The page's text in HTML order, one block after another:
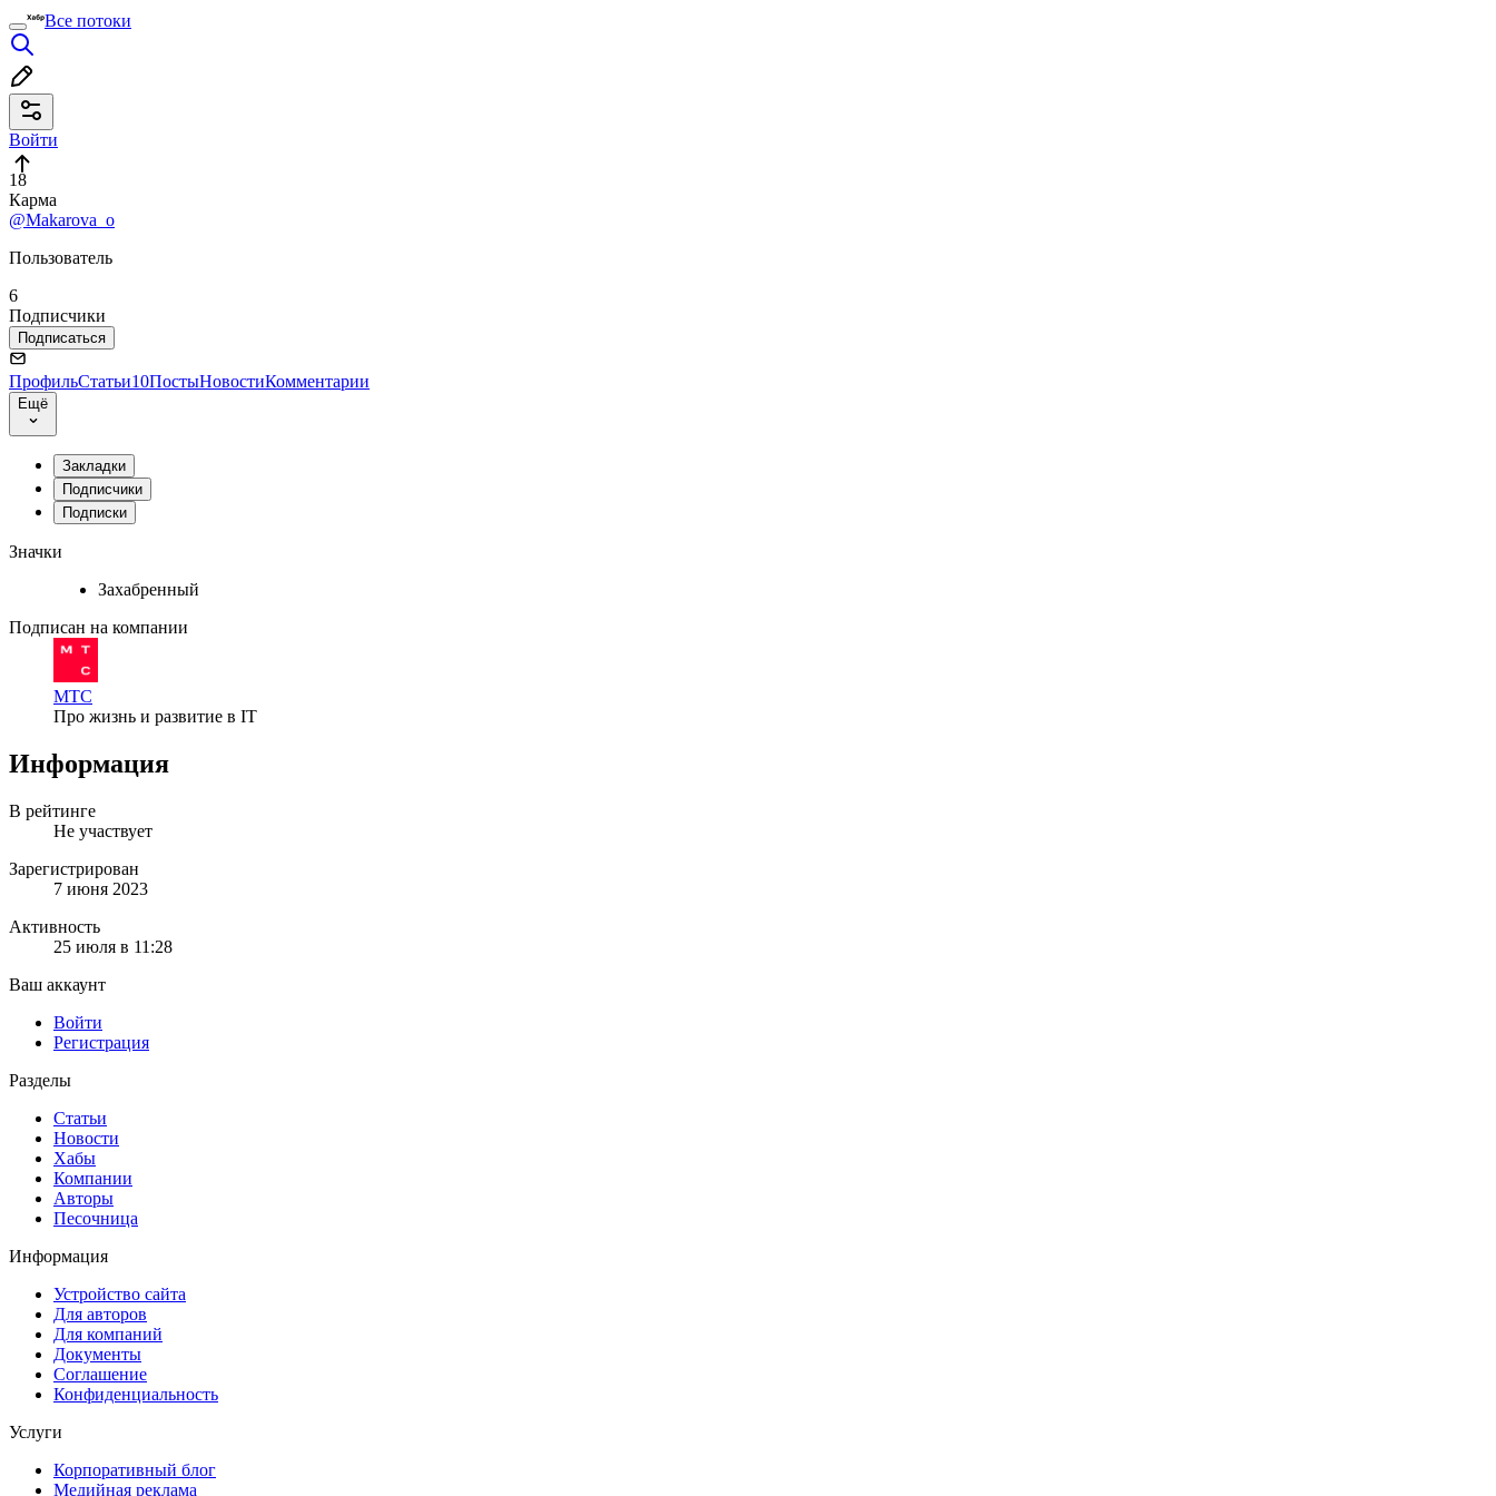
Все потоки
Войти
18
Карма
@Makarova_o
Пользователь
6
Подписчики
Подписаться
ПрофильСтатьи10ПостыНовостиКомментарии
Ещё
Закладки
Подписчики
Подписки
Значки
Захабренный
Подписан на компании
МТС
Про жизнь и развитие в IT
Информация
В рейтинге
Не участвует
Зарегистрирован
7 июня 2023
Активность
25 июля в 11:28
Ваш аккаунт
Войти
Регистрация
Разделы
Статьи
Новости
Хабы
Компании
Авторы
Песочница
Информация
Устройство сайта
Для авторов
Для компаний
Документы
Соглашение
Конфиденциальность
Услуги
Корпоративный блог
Медийная реклама